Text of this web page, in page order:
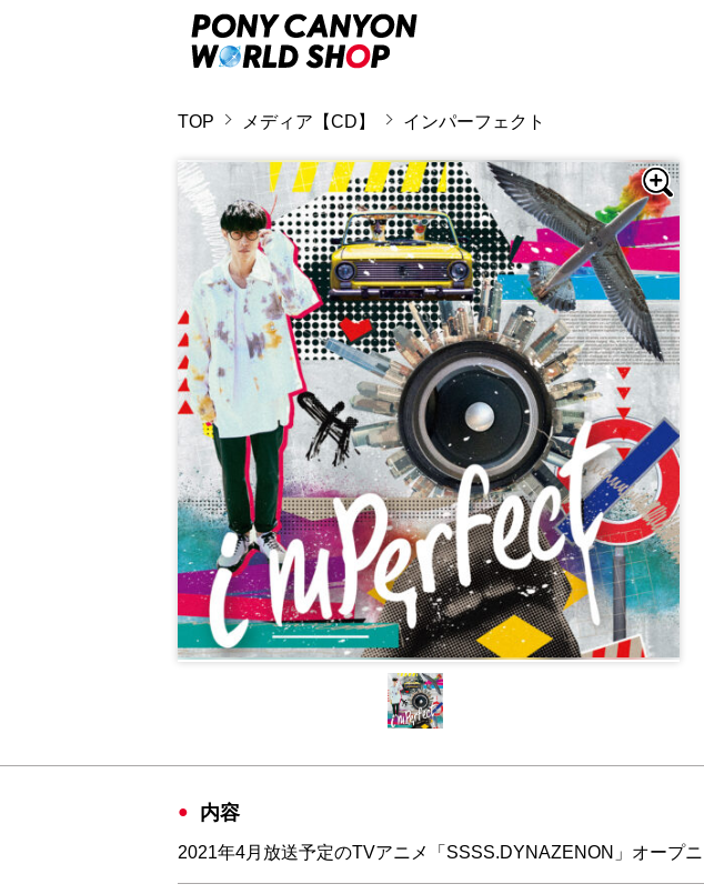
TOP メディア【CD】 インパーフェクト
内容
2021年4月放送予定のTVアニメ「SSSS.DYNAZENON」オープニ